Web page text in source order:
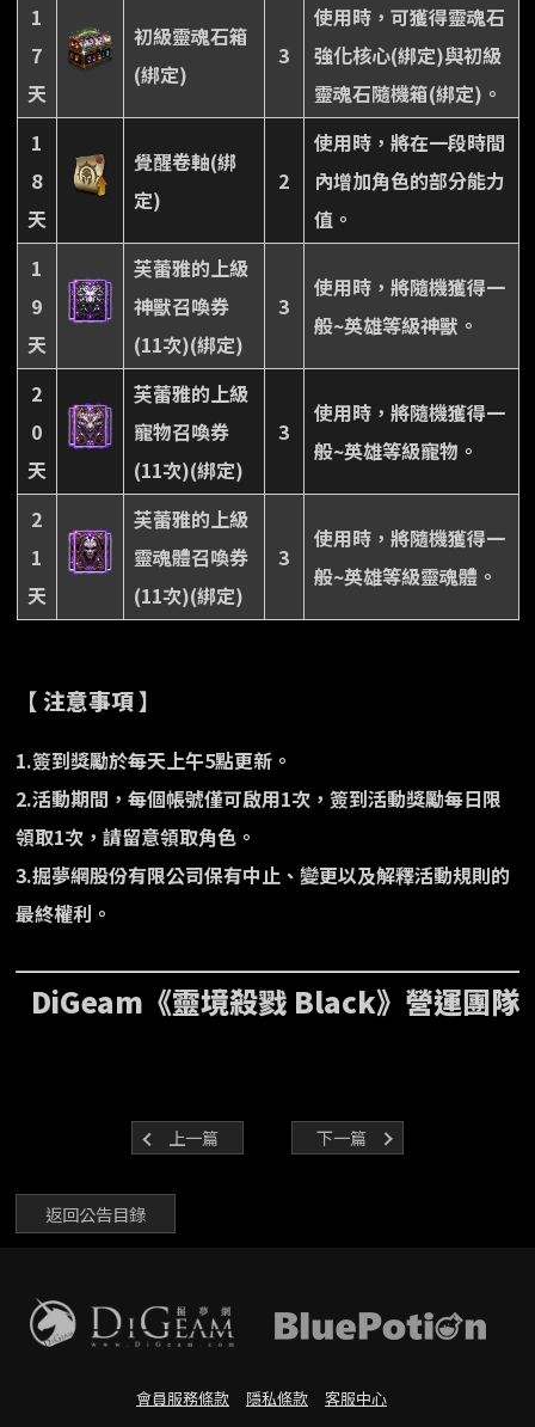
1
7
天
初級靈魂石箱
(綁定)
3
使用時，可獲得靈魂石
強化核心(綁定)與初級
靈魂石隨機箱(綁定)。
1
8
天
覺醒卷軸(綁
定)
2
使用時，將在一段時間
內增加角色的部分能力
值。
1
9
天
芙蕾雅的上級
神獸召喚券
(11次)(綁定)
3
使用時，將隨機獲得一
般~英雄等級神獸。
2
0
天
芙蕾雅的上級
寵物召喚券
(11次)(綁定)
3
使用時，將隨機獲得一
般~英雄等級寵物。
2
1
天
芙蕾雅的上級
靈魂體召喚券
(11次)(綁定)
3
使用時，將隨機獲得一
般~英雄等級靈魂體。
【 注意事項 】
1.簽到獎勵於每天上午5點更新。
2.活動期間，每個帳號僅可啟用1次，簽到活動獎勵每日限
領取1次，請留意領取角色。
3.掘夢網股份有限公司保有中止、變更以及解釋活動規則的
最終權利。
DiGeam《靈境殺戮 Black》營運團隊
上一篇 下一篇
返回公告目錄
會員服務條款 隱私條款
客服中心